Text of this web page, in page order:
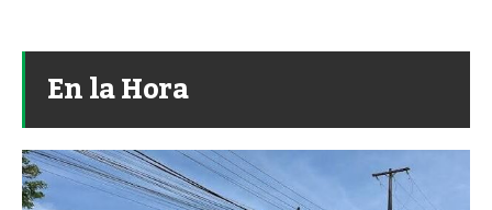
En la Hora